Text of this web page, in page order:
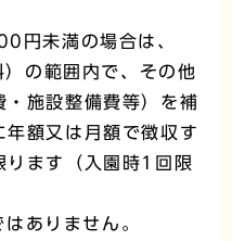
円未満の場合は、
の範囲内で、その他
施設整備費等）を補
額又は月額で徴収す
ります（入園時1回限
ありません。